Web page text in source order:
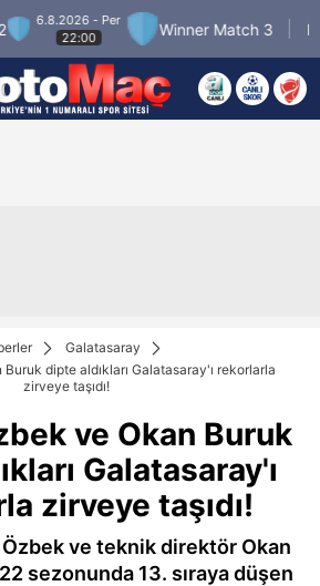
- Per
22:00
Winner Match 3 Boluspor
Galatasaray
dipte aldıkları Galatasaray'ı rekorlarla
zirveye taşıdı!
ve Okan Buruk
Galatasaray'ı
zirveye taşıdı!
ve teknik direktör Okan
sezonunda 13. sıraya düşen